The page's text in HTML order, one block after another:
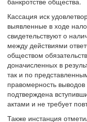
Кассация иск
выявленные в ходе
свидетельствуют о
между действиями
обществом
доначисленных в
так и по
правомерность
подтверждена